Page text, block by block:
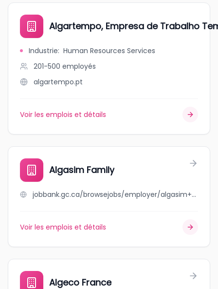
Algartempo, Empresa de Trabalho
Industrie: Human Resources Services
201-500 employés
algartempo.pt
Voir les emplois et détails
Algasim Family
jobbank.gc.ca/browsejobs/employer/algasim+family/ca
Voir les emplois et détails
Algeco France